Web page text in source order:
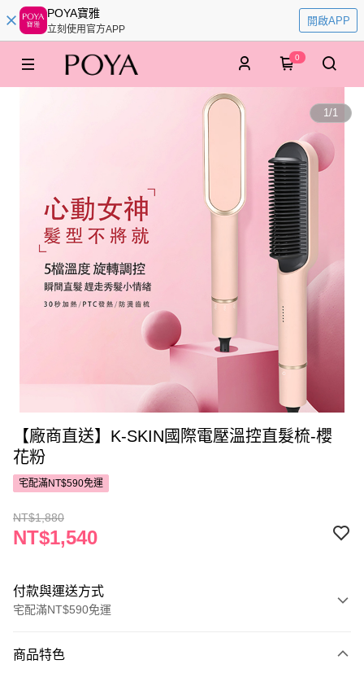
POYA寶雅
立刻使用官方APP
開啟APP
0
1/1
【廠商直送】K-SKIN國際電壓溫控直髮梳-櫻
花粉
宅配滿NT$590免運
NT$1,880
NT$1,540
付款與運送方式
宅配滿NT$590免運
POYA支付
商品特色